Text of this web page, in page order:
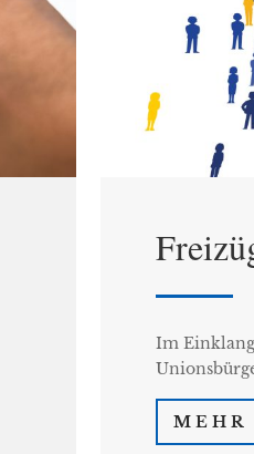
Im
MEHR